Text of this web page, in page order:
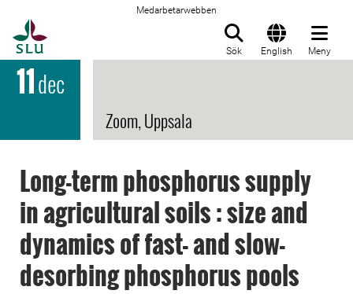
Medarbetarwebben
Sök English Meny
11dec
Zoom, Uppsala
Long-term phosphorus supply
in agricultural soils : size and
dynamics of fast- and slow-
desorbing phosphorus pools